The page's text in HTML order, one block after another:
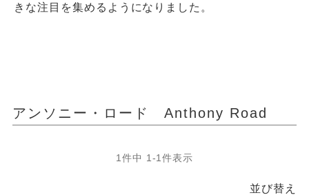
きな注目を集めるようになりました。
アンソニー・ロード Anthony Road
並び替え
1 件中 1 -1件表示